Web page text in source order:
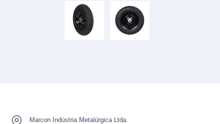
Marcon Indústria Metalúrgica Ltda.